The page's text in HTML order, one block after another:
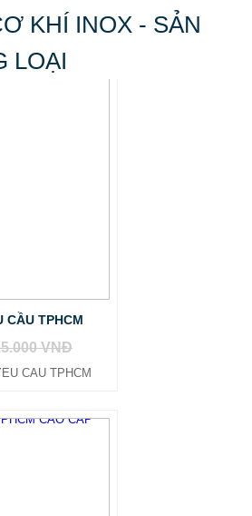
KHÍ INOX - SẢN
LOẠI
CẦU TPHCM
VNĐ
CAU TPHCM